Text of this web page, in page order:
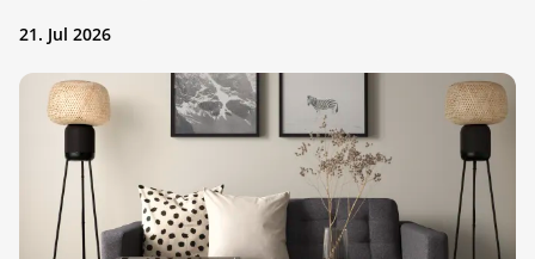
21. Jul 2026